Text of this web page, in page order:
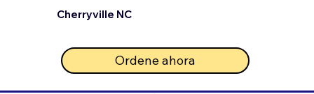
Cherryville NC
Ordene ahora